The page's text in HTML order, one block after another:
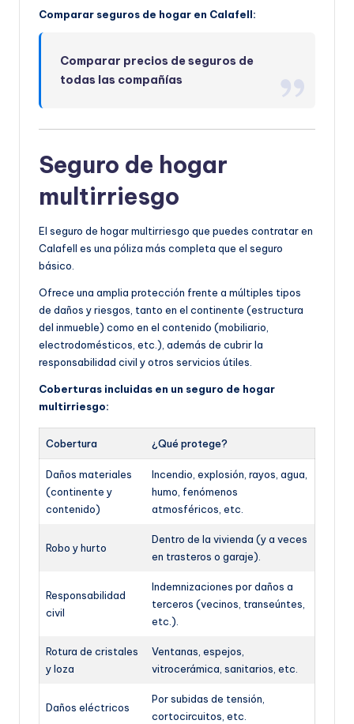
Comparar seguros de hogar en Calafell:
Comparar precios de seguros de
todas las compañías
Seguro de hogar
multirriesgo
El seguro de hogar multirriesgo que puedes contratar en
Calafell es una póliza más completa que el seguro
básico.
Ofrece una amplia protección frente a múltiples tipos
de daños y riesgos, tanto en el continente (estructura
del inmueble) como en el contenido (mobiliario,
electrodomésticos, etc.), además de cubrir la
responsabilidad civil y otros servicios útiles.
Coberturas incluidas en un seguro de hogar
multirriesgo:
Cobertura ¿Qué protege?
Daños materiales
(continente y
contenido)
Incendio, explosión, rayos, agua,
humo, fenómenos
atmosféricos, etc.
Robo y hurto
Dentro de la vivienda (y a veces
en trasteros o garaje).
Responsabilidad
civil
Indemnizaciones por daños a
terceros (vecinos, transeúntes,
etc.).
Rotura de cristales
y loza
Ventanas, espejos,
vitrocerámica, sanitarios, etc.
Daños eléctricos
Por subidas de tensión,
cortocircuitos, etc.